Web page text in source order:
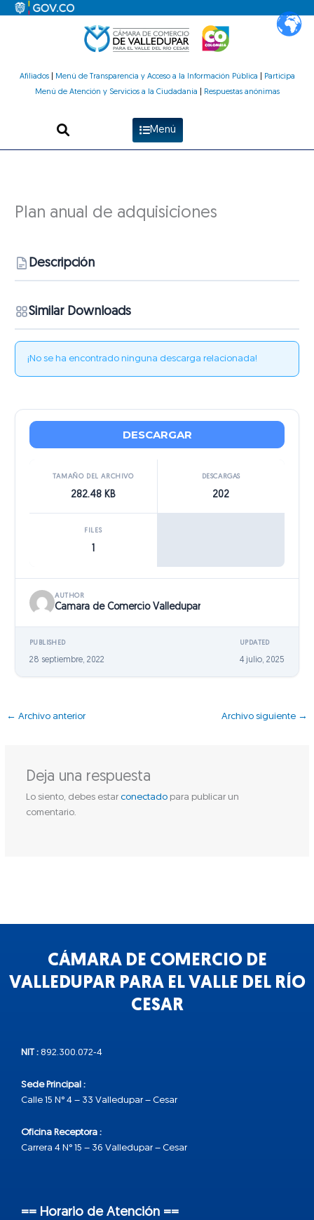
Afiliados| Menú de Transparencia y Acceso a la Información Pública
Participa
Menú de Atención y Servicios a la Ciudadanía
Respuestas anónimas
Menú
Plan anual de adquisiciones
Descripción
Similar Downloads
¡No se ha encontrado ninguna descarga relacionada!
DESCARGAR
TAMAÑO DEL ARCHIVO
282.48 KB
DESCARGAS
202
FILES
AUTHOR
Camara de Comercio Valledupar
PUBLISHED
28 septiembre, 2022
UPDATED
4 julio, 2025
← Archivo anterior Archivo siguiente →
Deja una respuesta
Lo siento, debes estar conectadopara publicar un
comentario.
CÁMARA DE COMERCIO DE
VALLEDUPAR PARA EL VALLE DEL RÍO
CESAR
NIT : 892.300.072-4
Sede Principal :
Calle 15 N° 4 – 33 Valledupar – Cesar
Oficina Receptora :
Carrera 4 N° 15 – 36 Valledupar – Cesar
== Horario de Atención ==